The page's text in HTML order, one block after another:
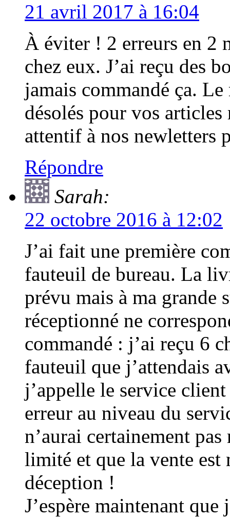
21 avril 2017 à 16:04
À éviter ! 2 erreurs en 2
chez eux. J’ai reçu des
jamais commandé ça.
désolés pour vos
attentif à nos newletters
Répondre
Sarah:
22 octobre 2016 à 12:02
J’ai fait une première
fauteuil de bureau. La
prévu mais à ma grande
réceptionné ne
commandé : j’ai reçu 6
fauteuil que j’attendais
j’appelle le service
erreur au niveau du
n’aurai certainement
limité et que la vente
déception !
J’espère maintenant